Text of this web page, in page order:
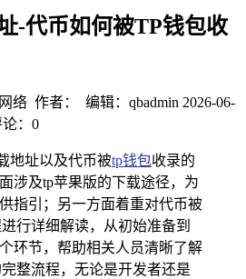
-代币如何被TP钱包收
络 作者： 编辑：qbadmin 2026-06-
：0
地址以及代币被tp钱包收录的
涉及tp苹果版的下载途径，为
指引；另一方面着重对代币被
行详细解读，从初始准备到
环节，帮助相关人员清晰了解
整流程，无论是开发者还是